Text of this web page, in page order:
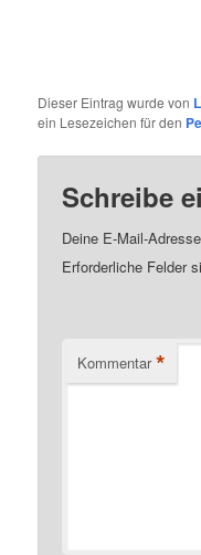
Dieser Eintrag wurde von
ein Lesezeichen für den
Schreibe
Deine E-Mail-
Erforderliche Felder
Kommentar *